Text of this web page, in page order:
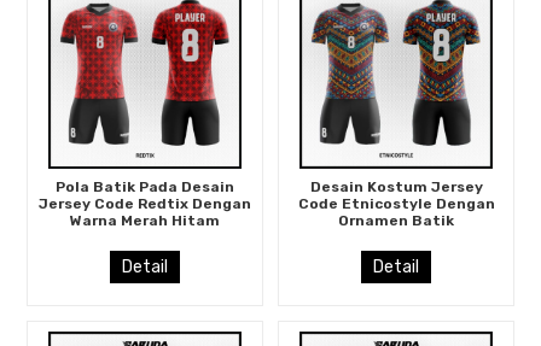
Pola Batik Pada Desain
Jersey Code Redtix Dengan
Warna Merah Hitam
Detail
Desain Kostum Jersey
Code Etnicostyle Dengan
Ornamen Batik
Detail